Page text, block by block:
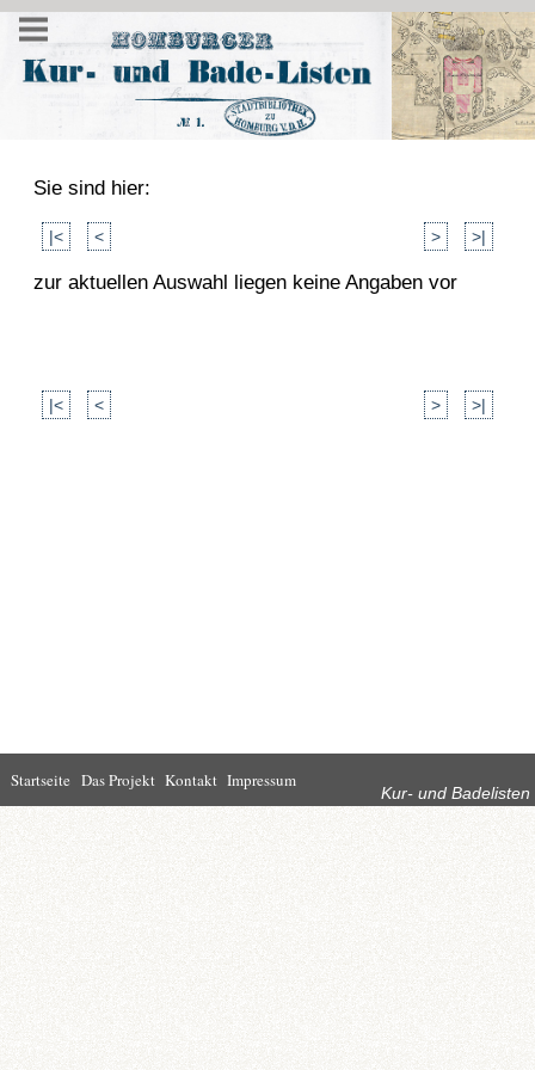
Sie sind hier:
|< < > >|
zur aktuellen Auswahl liegen keine Angaben vor
|< < > >|
Startseite
Leben in Bad
Homburg
Rathaus
Kultur Wirtschaft
Kur und
Tourismus
Kur- und Badelisten
Startseite Das Projekt Kontakt Impressum